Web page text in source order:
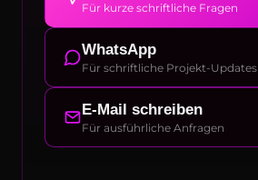
Für kurze schriftliche Fragen
WhatsApp
Für schriftliche Projekt-Updates
E-Mail schreiben
Für ausführliche Anfragen